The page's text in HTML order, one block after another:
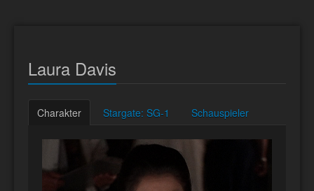
Laura Davis
Charakter Stargate: SG-1 Schauspieler